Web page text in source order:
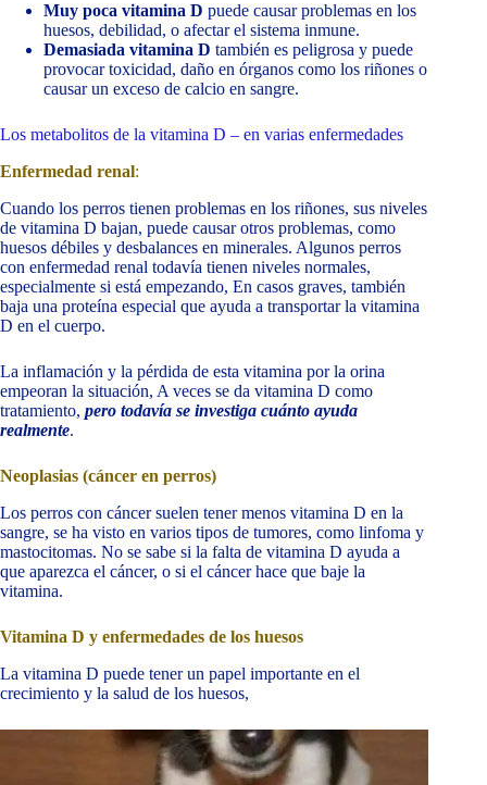
Muy poca vitamina D puede causar problemas en los
huesos, debilidad, o afectar el sistema inmune.
Demasiada vitamina D también es peligrosa y puede
provocar toxicidad, daño en órganos como los riñones o
causar un exceso de calcio en sangre.
Los metabolitos de la vitamina D – en varias enfermedades
Enfermedad renal:
Cuando los perros tienen problemas en los riñones, sus niveles
de vitamina D bajan, puede causar otros problemas, como
huesos débiles y desbalances en minerales. Algunos perros
con enfermedad renal todavía tienen niveles normales,
especialmente si está empezando, En casos graves, también
baja una proteína especial que ayuda a transportar la vitamina
D en el cuerpo.
La inflamación y la pérdida de esta vitamina por la orina
empeoran la situación, A veces se da vitamina D como
tratamiento, pero todavía se investiga cuánto ayuda
realmente.
Neoplasias (cáncer en perros)
Los perros con cáncer suelen tener menos vitamina D en la
sangre, se ha visto en varios tipos de tumores, como linfoma y
mastocitomas. No se sabe si la falta de vitamina D ayuda a
que aparezca el cáncer, o si el cáncer hace que baje la
vitamina.
Vitamina D y enfermedades de los huesos
La vitamina D puede tener un papel importante en el
crecimiento y la salud de los huesos,